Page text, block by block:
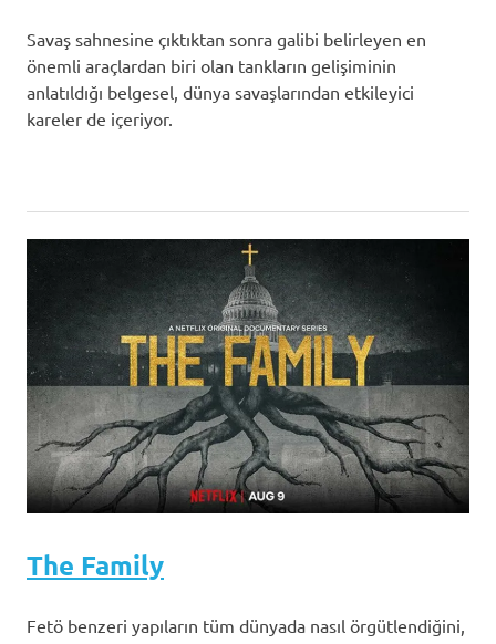
Savaş sahnesine çıktıktan sonra galibi belirleyen en
önemli araçlardan biri olan tankların gelişiminin
anlatıldığı belgesel, dünya savaşlarından etkileyici
kareler de içeriyor.
The Family
Fetö benzeri yapıların tüm dünyada nasıl örgütlendiğini,